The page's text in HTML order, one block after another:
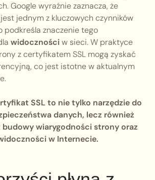
Google wyraźnie zaznacza, że
jednym z kluczowych czynników
podkreśla znaczenie tego
widocznościw sieci. W praktyce
z certyfikatem SSL mogą zyskać
co jest istotne w aktualnym
SSL to nie tylko narzędzie do
danych, lecz również
wiarygodności strony oraz
w Internecie.